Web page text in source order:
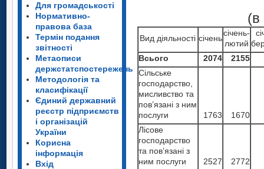
Для громадськості
Нормативно-
правова база
Термін подання
звітності
Метаописи
держстатспостережень
Методологія та
класифікації
Єдиний державний
реєстр підприємств
і організацій
України
Корисна
інформація
Вхід
(в
Вид діяльності січень
січень-
лютий
Всього
2074
2155
Сільське
господарство,
мисливство та
пов’язані з ним
послуги
1763
1670
Лісове
господарство
та пов’язані з
ним послуги
2527
2772